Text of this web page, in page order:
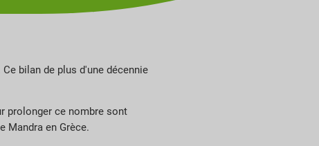
bilan de plus d'une décennie
prolonger ce nombre sont
Mandra en Grèce.